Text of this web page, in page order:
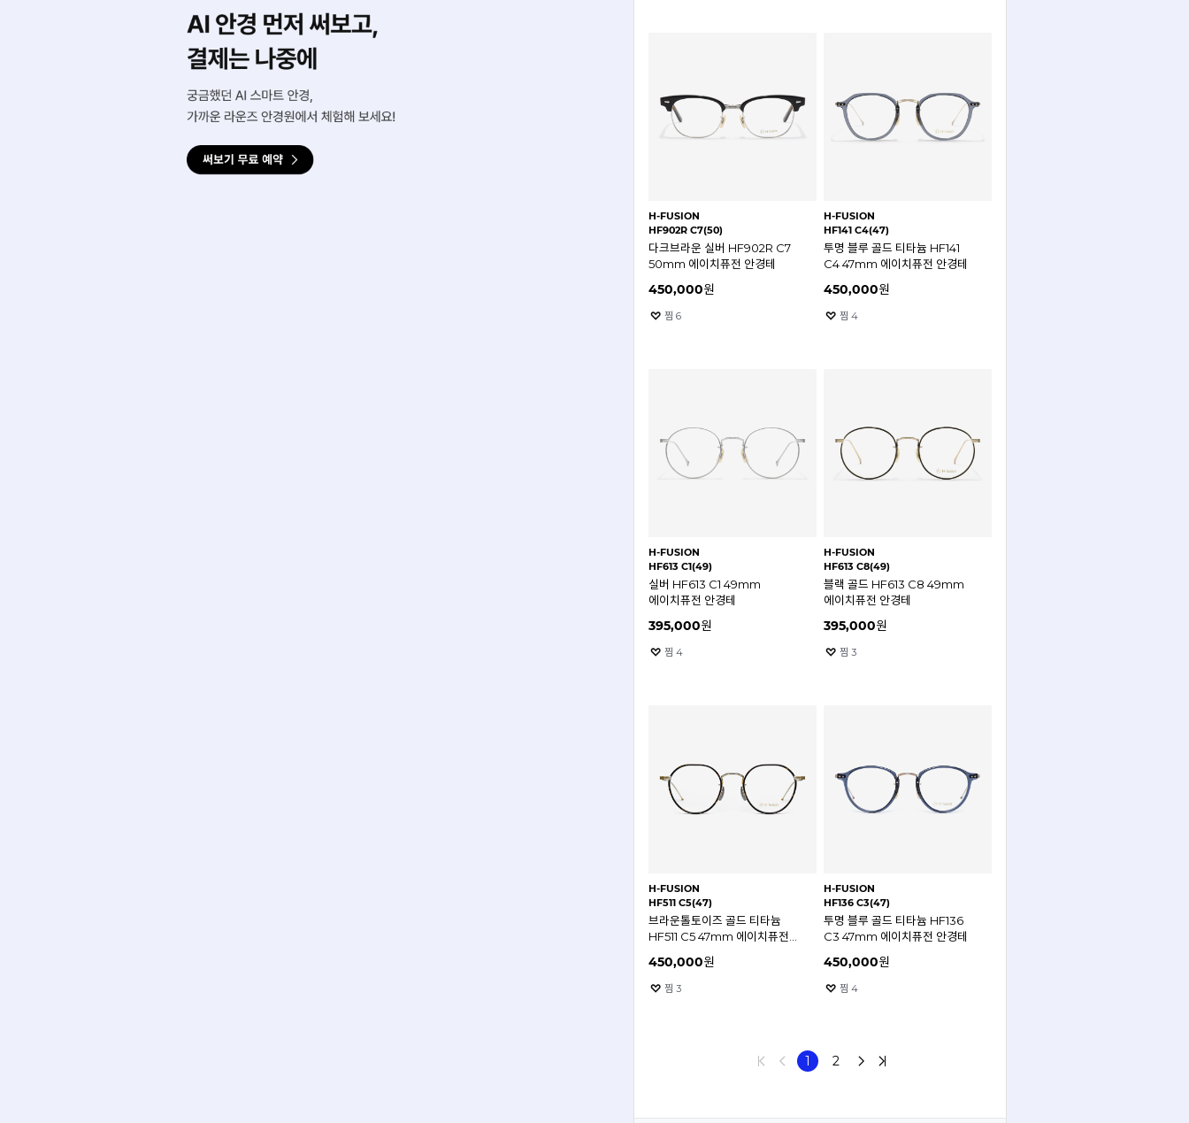
H-FUSION
HF902R C7(50)
다크브라운 실버 HF902R C7
50mm 에이치퓨전 안경테
450,000원
찜 6
H-FUSION
HF141 C4(47)
투명 블루 골드 티타늄 HF141
C4 47mm 에이치퓨전 안경테
450,000원
찜 4
H-FUSION
HF613 C1(49)
실버 HF613 C1 49mm
에이치퓨전 안경테
395,000원
찜 4
H-FUSION
HF613 C8(49)
블랙 골드 HF613 C8 49mm
에이치퓨전 안경테
395,000원
찜 3
H-FUSION
HF511 C5(47)
브라운톨토이즈 골드 티타늄
HF511 C5 47mm 에이치퓨전
450,000원
찜 3
H-FUSION
HF136 C3(47)
투명 블루 골드 티타늄 HF136
C3 47mm 에이치퓨전 안경테
450,000원
찜 4
1 2